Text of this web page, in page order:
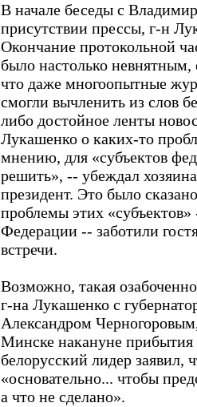
В начале беседы с
присутствии прессы, г-н
Окончание протокольной
было настолько невнятным,
что даже многоопытные
смогли вычленить из слов
либо достойное ленты
Лукашенко о каких-то
мнению, для «субъектов
решить», -- убеждал
президент. Это было
проблемы этих
Федерации -- заботили
встречи.
Возможно, такая
г-на Лукашенко с
Александром
Минске накануне прибытия
белорусский лидер заявил,
«основательно... чтобы
а что не сделано».